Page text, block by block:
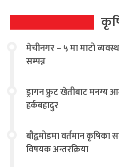
मेचीनगर – ५ मा माटो
सम्पन्न
ड्रागन फ्रुट खेतीबाट मनग्य
हर्कबहादुर
बौद्वमोडमा वर्तमान कृषिका समस्या र समाधान
विषयक अन्तरक्रिया